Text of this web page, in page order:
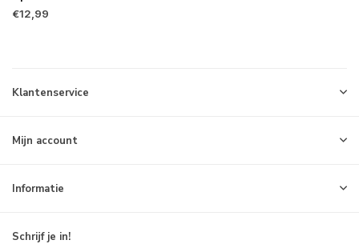
€12,99
Klantenservice
Mijn account
Informatie
Schrijf je in!